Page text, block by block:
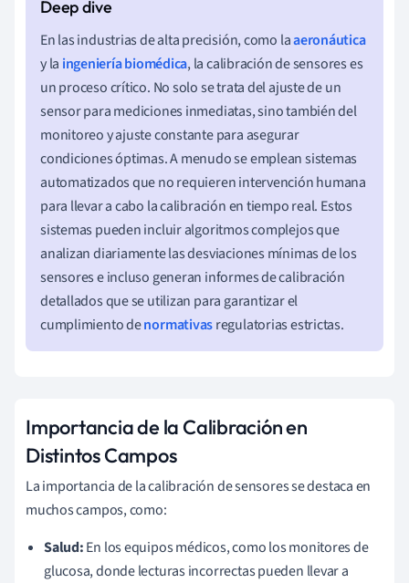
En las industrias de alta precisión, como laaeronáutica
y la ingeniería biomédica, la calibración de sensores es
un proceso crítico. No solo se trata del ajuste de un
sensor para mediciones inmediatas, sino también del
monitoreo y ajuste constante para asegurar
condiciones óptimas. A menudo se emplean sistemas
automatizados que no requieren intervención humana
para llevar a cabo la calibración en tiempo real. Estos
sistemas pueden incluir algoritmos complejos que
analizan diariamente las desviaciones mínimas de los
sensores e incluso generan informes de calibración
detallados que se utilizan para garantizar el
cumplimiento denormativasregulatorias estrictas.
Importancia de la Calibración en
Distintos Campos
La importancia de la calibración de sensores se destaca en
muchos campos, como:
Salud:En los equipos médicos, como los monitores de
glucosa, donde lecturas incorrectas pueden llevar a